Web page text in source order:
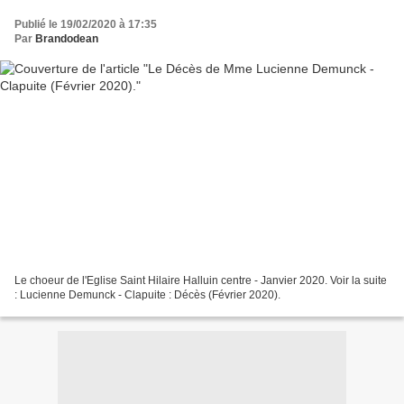
Publié le 19/02/2020 à 17:35
Par Brandodean
Le choeur de l'Eglise Saint Hilaire Halluin centre - Janvier 2020. Voir la suite
: Lucienne Demunck - Clapuite : Décès (Février 2020).